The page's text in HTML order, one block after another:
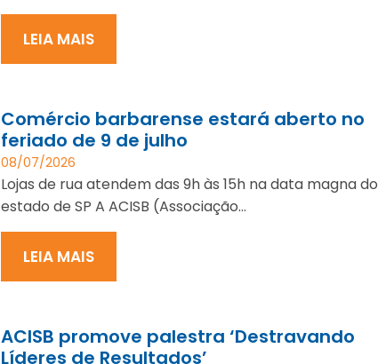
LEIA MAIS
Comércio barbarense estará aberto no
feriado de 9 de julho
08/07/2026
Lojas de rua atendem das 9h às 15h na data magna do
estado de SP A ACISB (Associação...
LEIA MAIS
ACISB promove palestra ‘Destravando
Líderes de Resultados’